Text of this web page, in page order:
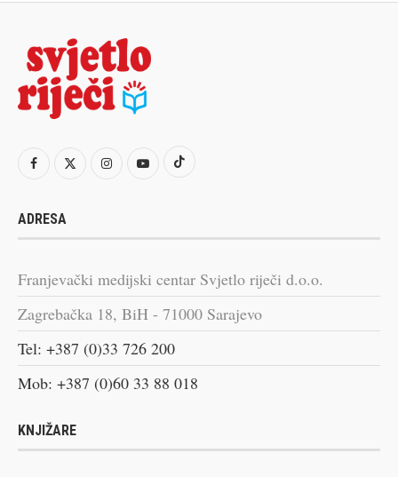
ADRESA
Franjevački medijski centar Svjetlo riječi d.o.o.
Zagrebačka 18, BiH - 71000 Sarajevo
Tel: +387 (0)33 726 200
Mob: +387 (0)60 33 88 018
KNJIŽARE